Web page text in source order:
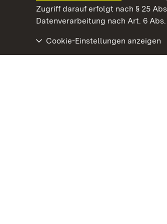
Zugriff darauf erfolgt nach § 25
Datenverarbeitung nach Art. 6 Abs.
Cookie-Einstellungen anzeigen
Kommen. Staunen. Genießen.